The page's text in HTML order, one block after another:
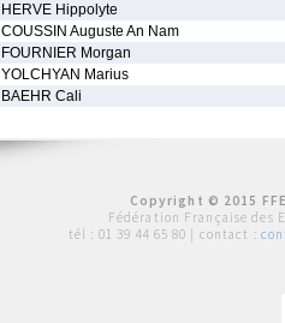
HERVE Hippolyte
COUSSIN Auguste An Nam
FOURNIER Morgan
YOLCHYAN Marius
BAEHR Cali
Copyright © 2015
Fédération Française des
tél : 01 39 44 65 80 | contact :